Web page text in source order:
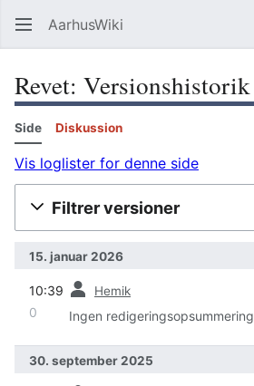
AarhusWiki
Revet: Versionshistorik
Side Diskussion
Vis loglister for denne side
Filtrer versioner
15. januar 2026
10:39 Hemik
0 Ingen redigeringsopsummering
30. september 2025